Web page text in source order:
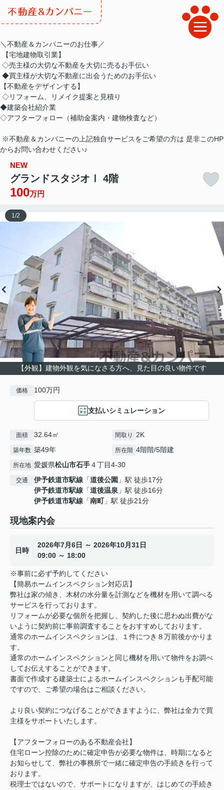
＼不動産＆カンパニーのお仕事／
【宅地建物取引業】
◇売主様の大切な不動産を大切に売るお手伝い
◆買主様が大切な不動産に出会うためのお手伝い
【不動産をデザインする】
◇リフォーム、リメイク提案と見積り
◆建築会社紹介業
◇アフターフォロー（補助金案内・建物検査など）
※不動産＆カンパニーの上記独自サービスをご希望の方は 是非このHP
からお問い合わせください♪
NEW
グランドスタジオⅠ 4階
100万円
【外観】建物外観を気になさる方へ、見た目の良い物件です
1 /2
価格 100万円
支払いシミュレーション
面積 32.64㎡ 間取り 2K
築年数 築49年 所在階 4階階/5階建
所在地 愛媛県松山市石手４丁目4-30
交通 伊予鉄道市駅線 「道後公園 」駅 徒歩17分
伊予鉄道市駅線 「道後温泉 」駅 徒歩16分
伊予鉄道市駅線 「南町」駅 徒歩21分
現地案内会
日時
2026年7月6日 ～ 2026年10月31日
09:00 ～ 18:00
※事前に必ず予約してください
【簡易ホームインスペクション対応店】
弊社は家の傾き、木材の水分量を計測などを機材を用いて調べる
サービスを行っております。
リフォームが必要な個所を把握し、契約した後に思わぬ出費がな
いように契約前に事前調査することをおすすめしております。
通常のホームインスペクションは、１件につき８万前後かかりま
す。
通常のホームインスペクションと同じ機材を用いて物件をお調べ
してお伝えすることができます。
書面で作成する建築士によるホームインスペクションも手配可能
ですので、ご希望の場合はご相談ください。
より良い契約につなげることができますように、弊社は全力で買
主様をサポートいたします。
【アフターフォローのある不動産会社】
住宅ローン控除のために確定申告が必要な物件は、時期になると
お知らせして、弊社の事務所で一緒に確定申告の手続きを行って
おります。
税理士ではないので、サポートになりますが、はじめての手続き